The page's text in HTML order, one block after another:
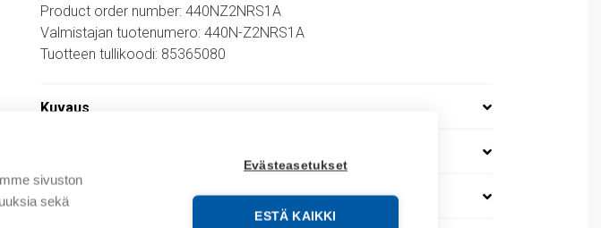
sivuston
sekä
Evästeasetukset
ESTÄ KAIKKI
Product order number: 440NZ2NRS1A
Valmistajan tuotenumero: 440N-Z2NRS1A
Tuotteen tullikoodi: 85365080
Kuvaus
Liitteet